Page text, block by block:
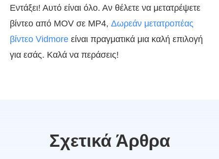
Εντάξει! Αυτό είναι όλο. Αν θέλετε να μετατρέψετε
βίντεο από MOV σε MP4, Δωρεάν μετατροπέας
βίντεο Vidmore είναι πραγματικά μια καλή επιλογή
για εσάς. Καλά να περάσεις!
Σχετικά Άρθρα